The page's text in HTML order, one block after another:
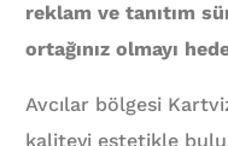
reklam ve tanıtım
ortağınız olmayı
Avcılar bölgesi
kaliteyi estetikle